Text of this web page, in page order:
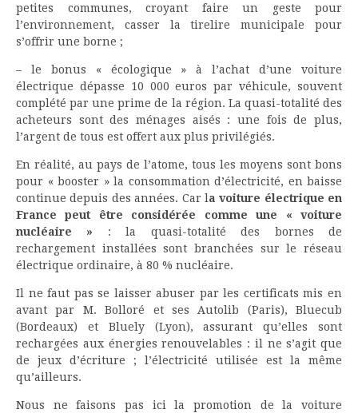
petites communes, croyant faire un geste pour
l’environnement, casser la tirelire municipale pour
s’offrir une borne ;
– le bonus « écologique » à l’achat d’une voiture
électrique dépasse 10 000 euros par véhicule, souvent
complété par une prime de la région. La quasi-totalité des
acheteurs sont des ménages aisés : une fois de plus,
l’argent de tous est offert aux plus privilégiés.
En réalité, au pays de l’atome, tous les moyens sont bons
pour « booster » la consommation d’électricité, en baisse
continue depuis des années. Car l a voiture électrique en
France peut être considérée comme une « voiture
nucléaire » : la quasi-totalité des bornes de
rechargement installées sont branchées sur le réseau
électrique ordinaire, à 80 % nucléaire.
Il ne faut pas se laisser abuser par les certificats mis en
avant par M. Bolloré et ses Autolib (Paris), Bluecub
(Bordeaux) et Bluely (Lyon), assurant qu’elles sont
rechargées aux énergies renouvelables : il ne s’agit que
de jeux d’écriture ; l’électricité utilisée est la même
qu’ailleurs.
Nous ne faisons pas ici la promotion de la voiture